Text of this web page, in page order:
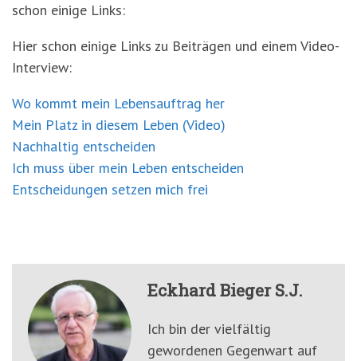
schon einige Links:
Hier schon einige Links zu Beiträgen und einem Video-
Interview:
Wo kommt mein Lebensauftrag her
Mein Platz in diesem Leben (Video)
Nachhaltig entscheiden
Ich muss über mein Leben entscheiden
Entscheidungen setzen mich frei
Eckhard Bieger S.J.
Ich bin der vielfältig
gewordenen Gegenwart auf